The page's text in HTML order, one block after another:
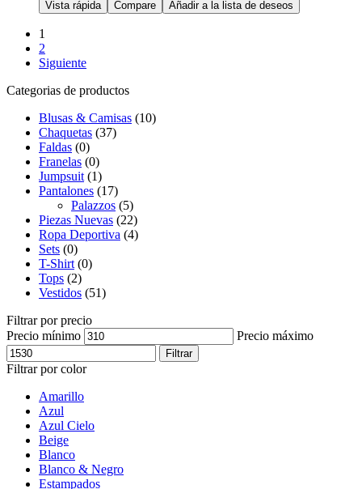
Vista rápida Compare Añadir a la lista de deseos
1
2
Siguiente
Categorias de productos
Blusas & Camisas (10)
Chaquetas (37)
Faldas (0)
Franelas (0)
Jumpsuit (1)
Pantalones (17)
Palazzos (5)
Piezas Nuevas (22)
Ropa Deportiva (4)
Sets (0)
T-Shirt (0)
Tops (2)
Vestidos (51)
Filtrar por precio
Precio mínimo
Precio máximo
Filtrar
Filtrar por color
Amarillo
Azul
Azul Cielo
Beige
Blanco
Blanco & Negro
Estampados